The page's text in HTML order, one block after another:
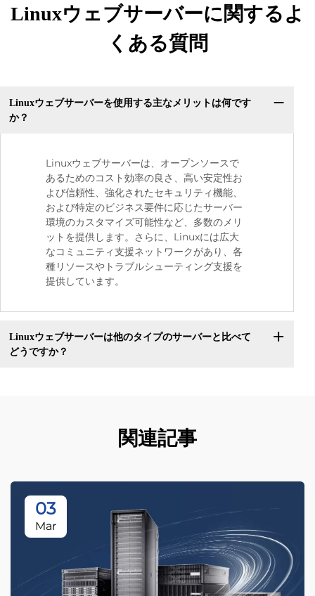
Linuxウェブサーバーに関するよ
くある質問
Linuxウェブサーバーを使用する主なメリットは何です
か？
Linuxウェブサーバーは、オープンソースで
あるためのコスト効率の良さ、高い安定性お
よび信頼性、強化されたセキュリティ機能、
および特定のビジネス要件に応じたサーバー
環境のカスタマイズ可能性など、多数のメリ
ットを提供します。さらに、Linuxには広大
なコミュニティ支援ネットワークがあり、各
種リソースやトラブルシューティング支援を
提供しています。
Linuxウェブサーバーは他のタイプのサーバーと比べて
どうですか？
関連記事
03
Mar